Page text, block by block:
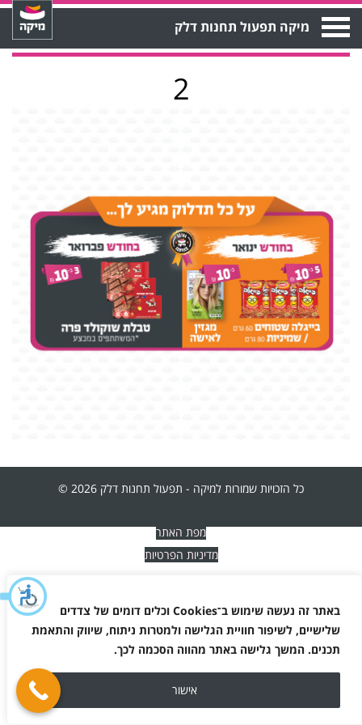
באתר זה נעשה שימוש ב־Cookies וכלים דומים של צדדים
שלישיים, לשיפור חוויית הגלישה ולמטרות ניתוח, שיווק והתאמת
תכנים. המשך גלישה באתר מהווה הסכמה לכך.
אישור
Open
Menu מיקה תפעול תחנות דלק
2
כל הזכויות שמורות למיקה - תפעול תחנות דלק 2026 ©
מפת האתר
מדיניות הפרטיות